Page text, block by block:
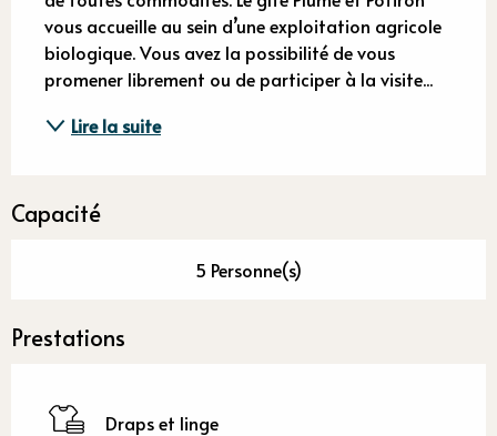
vous accueille au sein d’une exploitation agricole
biologique. Vous avez la possibilité de vous
promener librement ou de participer à la visite...
Lire la suite
Capacité
5 Personne(s)
Prestations
Draps et linge